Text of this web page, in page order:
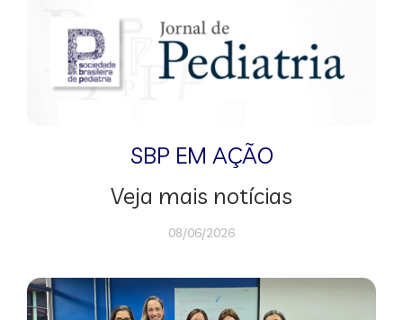
SBP EM AÇÃO
Veja mais notícias
08/06/2026